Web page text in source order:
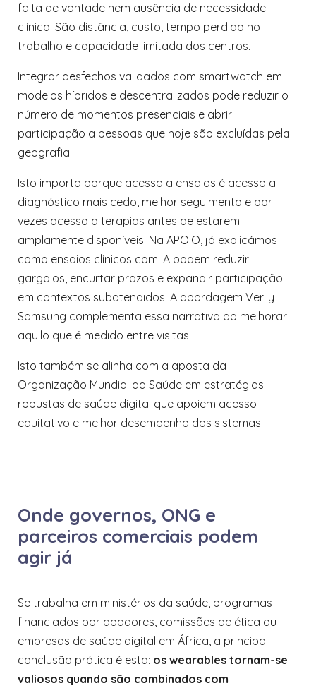
falta de vontade nem ausência de necessidade
clínica. São distância, custo, tempo perdido no
trabalho e capacidade limitada dos centros.
Integrar desfechos validados com smartwatch em
modelos híbridos e descentralizados pode reduzir o
número de momentos presenciais e abrir
participação a pessoas que hoje são excluídas pela
geografia.
Isto importa porque acesso a ensaios é acesso a
diagnóstico mais cedo, melhor seguimento e por
vezes acesso a terapias antes de estarem
amplamente disponíveis. Na APOIO, já explicámos
como ensaios clínicos com IA podem reduzir
gargalos, encurtar prazos e expandir participação
em contextos subatendidos. A abordagem Verily
Samsung complementa essa narrativa ao melhorar
aquilo que é medido entre visitas.
Isto também se alinha com a aposta da
Organização Mundial da Saúde em estratégias
robustas de saúde digital que apoiem acesso
equitativo e melhor desempenho dos sistemas.
Onde governos, ONG e
parceiros comerciais podem
agir já
Se trabalha em ministérios da saúde, programas
financiados por doadores, comissões de ética ou
empresas de saúde digital em África, a principal
conclusão prática é esta: os wearables tornam-se
valiosos quando são combinados com